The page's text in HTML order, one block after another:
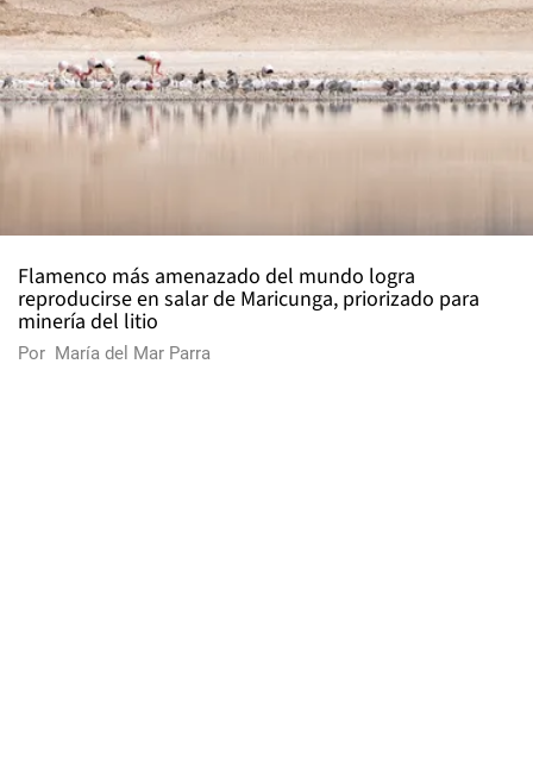
Flamenco más amenazado del mundo logra
reproducirse en salar de Maricunga, priorizado para
minería del litio
Por María del Mar Parra